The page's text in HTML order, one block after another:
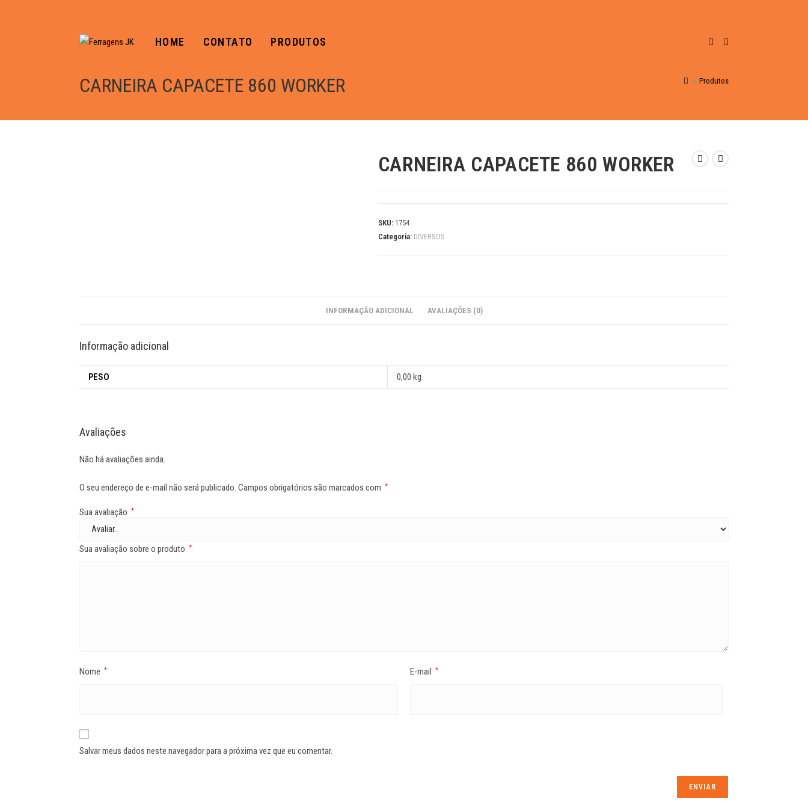
HOME CONTATO PRODUTOS
CARNEIRA CAPACETE 860 WORKER > Produtos
CARNEIRA CAPACETE 860 WORKER
SKU: 1754
Categoria: DIVERSOS
INFORMAÇÃO ADICIONAL AVALIAÇÕES (0)
Informação adicional
PESO 0,00 kg
Avaliações
Não há avaliações ainda.
O seu endereço de e-mail não será publicado. Campos obrigatórios são marcados com *
Sua avaliação *
Sua avaliação sobre o produto *
Nome * E-mail *
Salvar meus dados neste navegador para a próxima vez que eu comentar.